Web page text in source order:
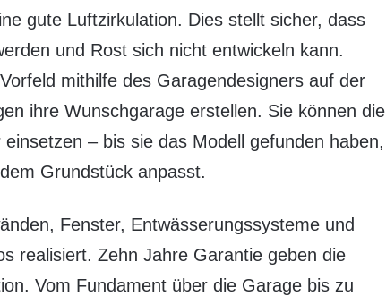
gute Luftzirkulation. Dies stellt sicher, dass
und Rost sich nicht entwickeln kann.
mithilfe des Garagendesigners auf der
ihre Wunschgarage erstellen. Sie können die
– bis sie das Modell gefunden haben,
Grundstück anpasst.
Fenster, Entwässerungssysteme und
realisiert. Zehn Jahre Garantie geben die
Vom Fundament über die Garage bis zu